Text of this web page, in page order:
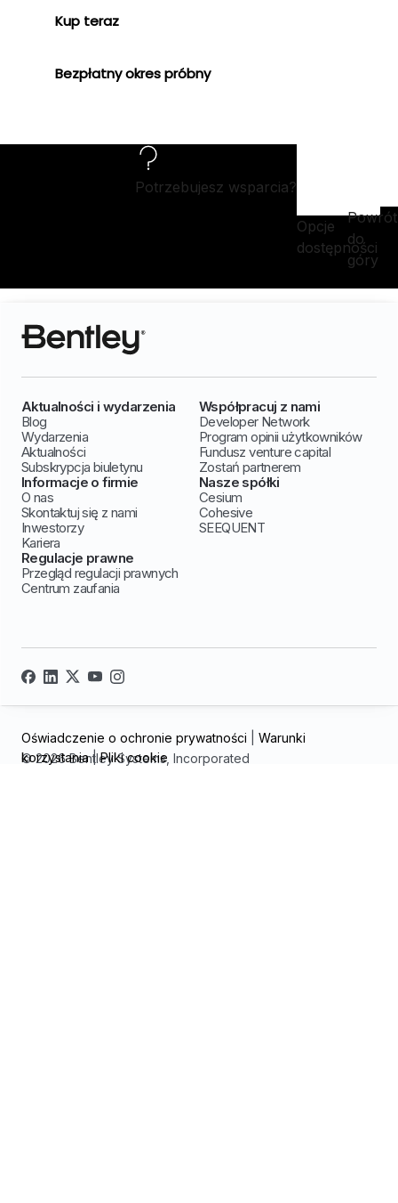
Kup teraz
Bezpłatny okres próbny
Potrzebujesz wsparcia?
Opcje
dostępności
Powrót
do
góry
Aktualności i wydarzenia
Blog
Wydarzenia
Aktualności
Subskrypcja biuletynu
Współpracuj z nami
Developer Network
Program opinii użytkowników
Fundusz venture capital
Zostań partnerem
Informacje o firmie
O nas
Skontaktuj się z nami
Inwestorzy
Kariera
Nasze spółki
Cesium
Cohesive
SEEQUENT
Regulacje prawne
Przegląd regulacji prawnych
Centrum zaufania
© 2026 Bentley Systems, Incorporated
Oświadczenie o ochronie prywatności
Warunki
korzystania|Pliki cookie